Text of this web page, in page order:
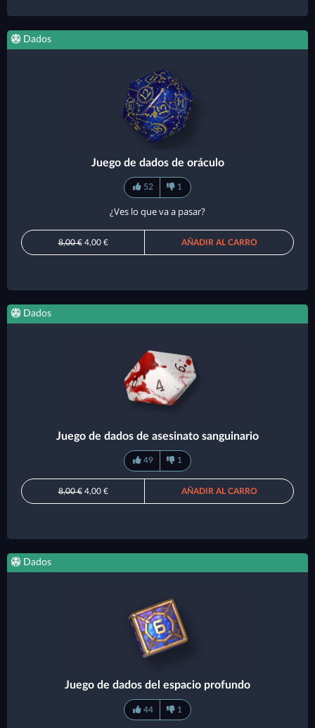
Dados
Juego de dados de oráculo
52 1
¿Ves lo que va a pasar?
8,00 €4,00 € AÑADIR AL CARRO
Dados
Juego de dados de asesinato sanguinario
49 1
8,00 €4,00 € AÑADIR AL CARRO
Dados
Juego de dados del espacio profundo
44 1